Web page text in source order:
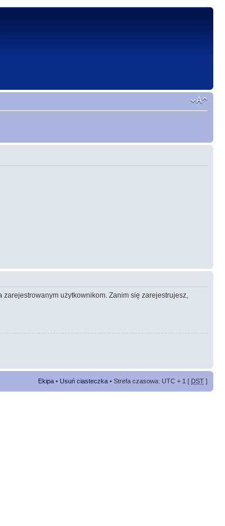
użytkownikom. Zanim się zarejestrujesz,
Ekipa • Usuń ciasteczka • Strefa czasowa: UTC + 1 [ DST ]